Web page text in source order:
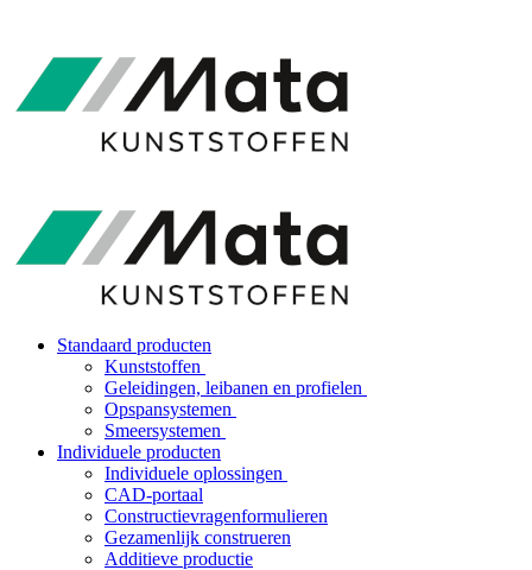
Standaard producten
Kunststoffen
Geleidingen, leibanen en profielen
Opspansystemen
Smeersystemen
Individuele producten
Individuele oplossingen
CAD-portaal
Constructievragenformulieren
Gezamenlijk construeren
Additieve productie